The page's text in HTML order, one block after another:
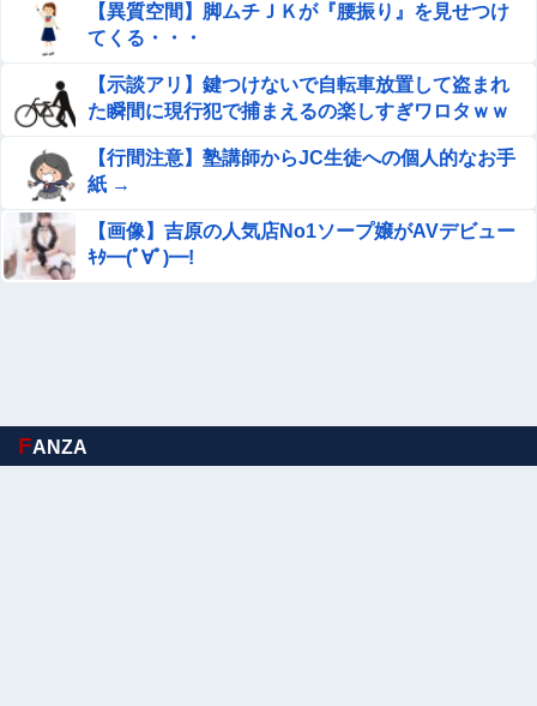
「テイルズオブシンフォニア リマスター」発売日が2/16に
決定！最新の「発売日告知トレーラー」も公開！
【画像】双子、同時にセクシービデオにデビューｗｗｗｗ
ｗ
【悲報】ジャンポケ斉藤の妻、夫の求刑7年翌日にウキウ
キでInstagram更新
【悲報】 幻影旅団の団長さん、激太りすると全てが台無し
になる
【NMB48】 本郷柚巴の写真集がすごいことになってる
【異質空間】脚ムチＪＫが『腰振り』を見せつけ
てくる・・・
【示談アリ】鍵つけないで自転車放置して盗まれ
た瞬間に現行犯で捕まえるの楽しすぎワロタｗｗ
【行間注意】塾講師からJC生徒への個人的なお手
紙 →
【画像】吉原の人気店No1ソープ嬢がAVデビュー
ｷﾀ━(ﾟ∀ﾟ)━!
FANZA